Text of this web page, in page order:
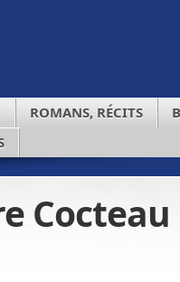
ROMANS, RÉCITS